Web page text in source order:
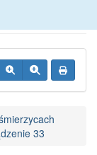
33